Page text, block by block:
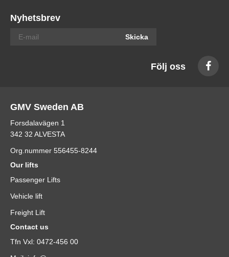
Nyhetsbrev
Skicka
Följ oss
GMV Sweden AB
Forsdalavägen 1
342 32 ALVESTA
Org.nummer 556455-8244
Our lifts
Passenger Lifts
Vehicle lift
Freight Lift
Contact us
Tfn Vxl: 0472-456 00